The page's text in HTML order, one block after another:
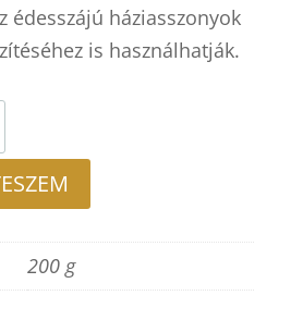
édesszájú háziasszonyok
is használhatják.
200 g